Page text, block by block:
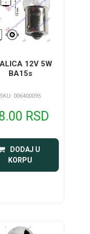
12V 5W
BA15s
SKU: 006400095
RSD
DODAJ U
KORPU